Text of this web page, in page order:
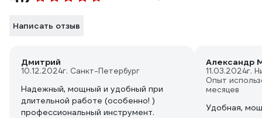
Написать отзыв
Дмитрий
10.12.2024г. Санкт-Петербург
Надежный, мощный и удобный при
длительной работе (особенно! )
профессиональный инструмент.
Александр
11.03.2024г.
Опыт
месяцев
Удобная,